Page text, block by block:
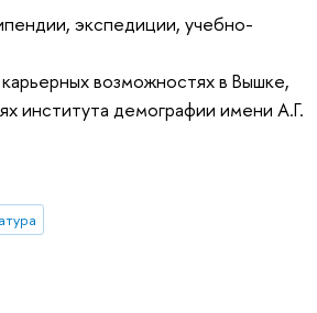
экспедиции, учебно-
возможностях в Вышке,
института демографии имени А.Г.